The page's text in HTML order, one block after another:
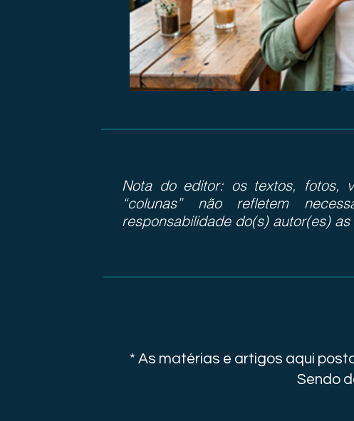
Nota do editor: os textos, fotos,
“colunas” não refletem
responsabilidade do(s) autor(es)
* As matérias e artigos aqui
Sendo